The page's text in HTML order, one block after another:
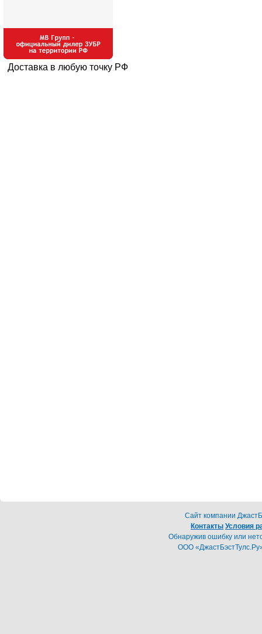
Доставка в любую точку РФ
Cайт компании
Контакты Условия
Обнаружив ошибку или
ООО